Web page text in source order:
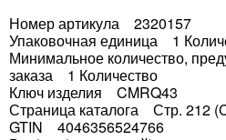
Номер артикула 2320157
Упаковочная единица 1
Минимальное количество,
заказа 1 Количество
Ключ изделия CMRQ43
Страница каталога Стр. 212
GTIN 4046356524766